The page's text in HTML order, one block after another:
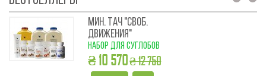
МИН. ТАЧ "СВОБ.
ДВИЖЕНИЯ"
набор для суглобов
₴ 10 570₴ 12 750